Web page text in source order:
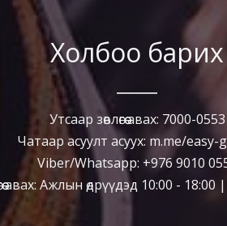
Холбоо барих
Утсаар зөвлөгөө авах: 7000-0553
Чатаар асуулт асуух: m.me/easy-
Viber/Whatsapp: +976 9010
авах: Ажлын өдрүүдэд 10:00 -